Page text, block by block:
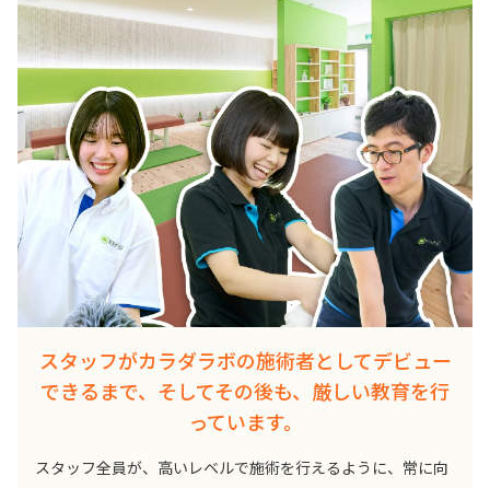
スタッフがカラダラボの施術者としてデビュー
できるまで、そしてその後も、厳しい教育を行
っています。
スタッフ全員が、高いレベルで施術を行えるように、常に向